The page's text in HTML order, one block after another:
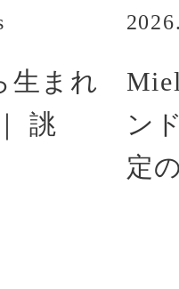
生まれ
誂
ン
定